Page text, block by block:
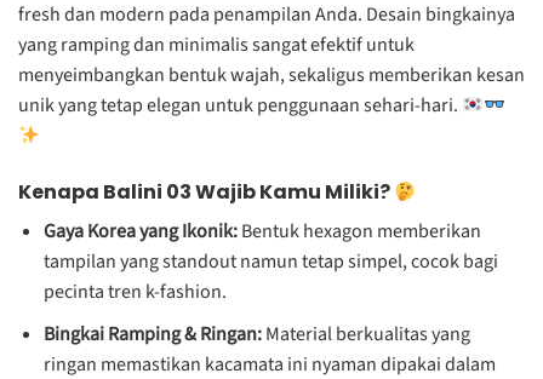
fresh dan modern pada penampilan Anda. Desain bingkainya
yang ramping dan minimalis sangat efektif untuk
menyeimbangkan bentuk wajah, sekaligus memberikan kesan
unik yang tetap elegan untuk penggunaan sehari-hari.
Kenapa Balini 03 Wajib Kamu Miliki?
Gaya Korea yang Ikonik:Bentuk hexagon memberikan
tampilan yang standout namun tetap simpel, cocok bagi
pecinta tren k-fashion.
Bingkai Ramping & Ringan:Material berkualitas yang
ringan memastikan kacamata ini nyaman dipakai dalam